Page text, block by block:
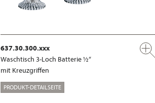
637.30.300.xxx
Waschtisch 3-Loch Batterie ½“
mit Kreuzgriffen
PRODUKT-DETAILSEITE